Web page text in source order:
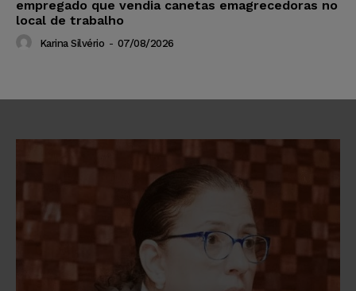
empregado que vendia canetas emagrecedoras no
local de trabalho
Karina Silvério - 07/08/2026